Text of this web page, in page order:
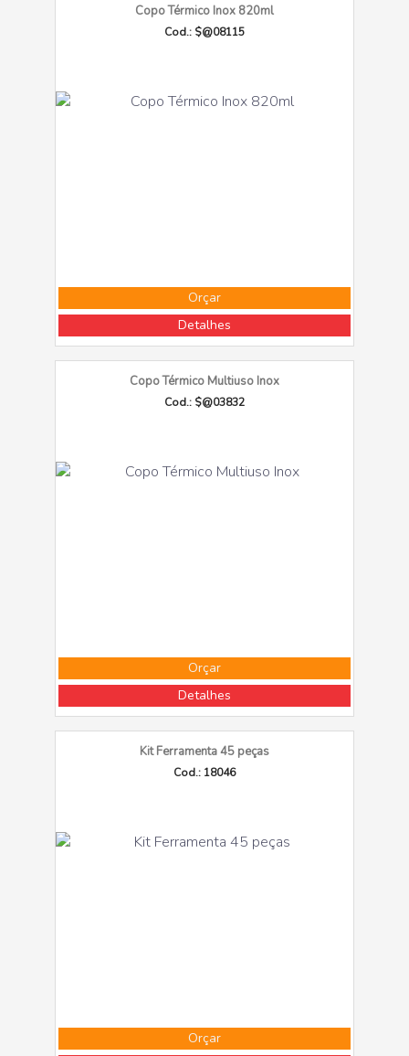
Copo Térmico Inox 820ml
Cod.: $@08115
Orçar
Detalhes
Copo Térmico Multiuso Inox
Cod.: $@03832
Orçar
Detalhes
Kit Ferramenta 45 peças
Cod.: 18046
Orçar